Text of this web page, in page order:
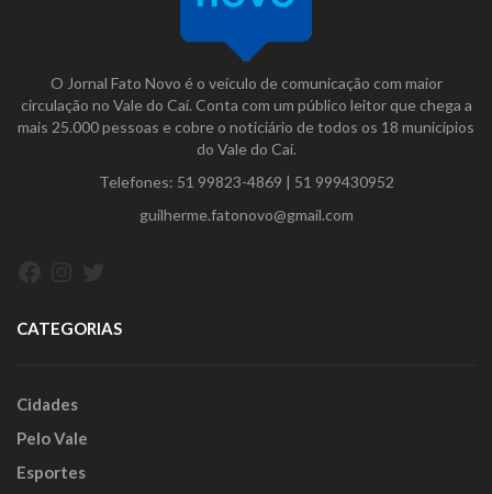
O Jornal Fato Novo é o veículo de comunicação com maior
circulação no Vale do Caí. Conta com um público leitor que chega a
mais 25.000 pessoas e cobre o noticiário de todos os 18 municípios
do Vale do Caí.
Telefones: 51 99823-4869 | 51 999430952
guilherme.fatonovo@gmail.com
CATEGORIAS
Cidades
Pelo Vale
Esportes